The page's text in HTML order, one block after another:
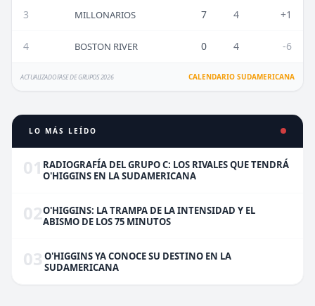
3 MILLONARIOS 7 4 +1
4 BOSTON RIVER 0 4 -6
ACTUALIZADO FASE DE GRUPOS 2026 CALENDARIO SUDAMERICANA
LO MÁS LEÍDO
01 RADIOGRAFÍA DEL GRUPO C: LOS RIVALES QUE TENDRÁ
O'HIGGINS EN LA SUDAMERICANA
02O'HIGGINS: LA TRAMPA DE LA INTENSIDAD Y EL
ABISMO DE LOS 75 MINUTOS
03 O'HIGGINS YA CONOCE SU DESTINO EN LA
SUDAMERICANA